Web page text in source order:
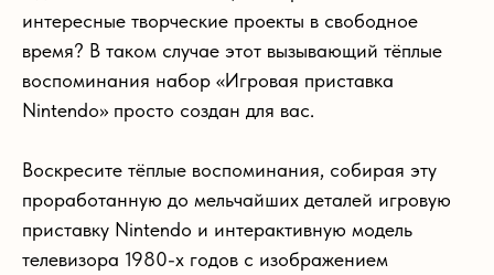
интересные творческие проекты в свободное
время? В таком случае этот вызывающий тёплые
воспоминания набор «Игровая приставка
Nintendo» просто создан для вас.
Воскресите тёплые воспоминания, собирая эту
проработанную до мельчайших деталей игровую
приставку Nintendo и интерактивную модель
телевизора 1980-х годов с изображением